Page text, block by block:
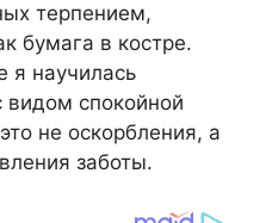
терпением,
бумага в костре.
я научилась
видом спокойной
не оскорбления, а
заботы.